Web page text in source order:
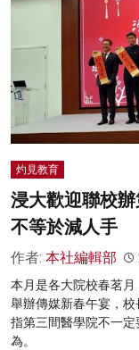
灼見教育
浸大歡迎聯校
不等於減人手
作者: 本社編輯部
本月是各大院校春茗
舉辦傳媒新春午宴，
指第三間醫學院不一
為。